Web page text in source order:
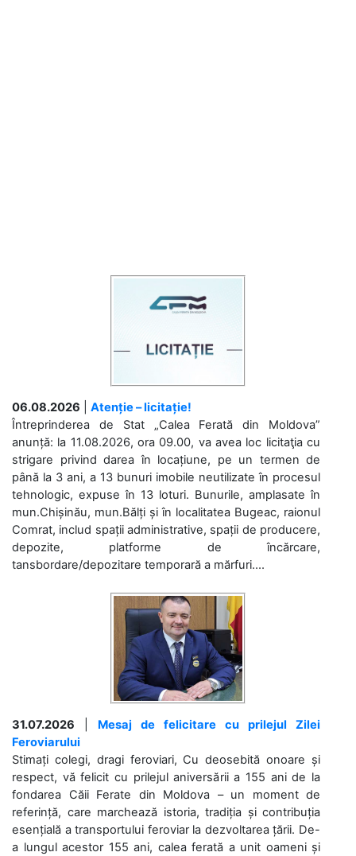
06.08.2026
Atenție – licitație!
Întreprinderea de Stat „Calea Ferată din Moldova”
anunță: la 11.08.2026, ora 09.00, va avea loc licitaţia cu
strigare privind darea în locațiune, pe un termen de
până la 3 ani, a 13 bunuri imobile neutilizate în procesul
tehnologic, expuse în 13 loturi. Bunurile, amplasate în
mun.Chișinău, mun.Bălți și în localitatea Bugeac, raionul
Comrat, includ spații administrative, spații de producere,
depozite, platforme de încărcare,
tansbordare/depozitare temporară a mărfuri....
31.07.2026
Mesaj de felicitare cu prilejul Zilei
Feroviarului
Stimați colegi, dragi feroviari, Cu deosebită onoare și
respect, vă felicit cu prilejul aniversării a 155 ani de la
fondarea Căii Ferate din Moldova – un moment de
referință, care marchează istoria, tradiția și contribuția
esențială a transportului feroviar la dezvoltarea țării. De-
a lungul acestor 155 ani, calea ferată a unit oameni și